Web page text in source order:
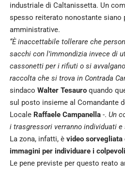
industriale di Caltanissetta. Un
spesso reiterato nonostante siano
amministrative.
“È inaccettabile tollerare che
sacchi con l’immondizia invece di
cassonetti per i rifiuti o si
raccolta che si trova in Contrada
sindaco Walter Tesauro quando
sul posto insieme al Comandante
Locale Raffaele Campanella -. Un
i trasgressori verranno individuati e
La zona, infatti, è video sorvegliata
immagini per individuare i
Le pene previste per questo reato